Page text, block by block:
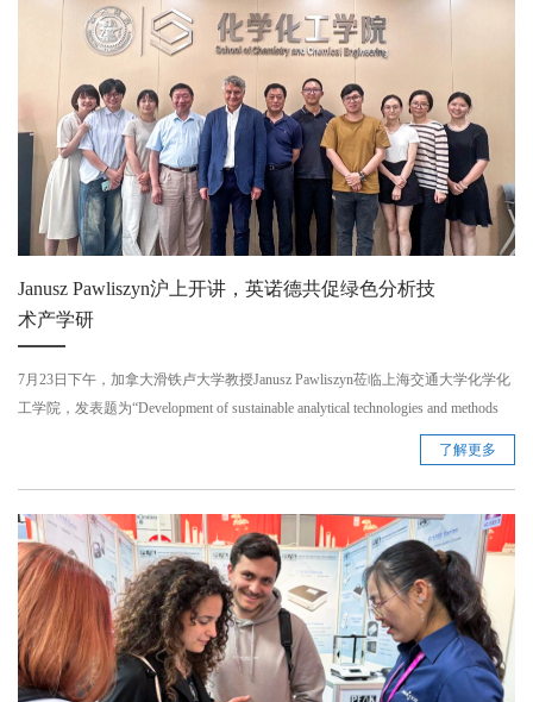
Janusz Pawliszyn沪上开讲，英诺德共促绿色分析技
术产学研
7月23日下午，加拿大滑铁卢大学教授Janusz Pawliszyn莅临上海交通大学化学化
工学院，发表题为“Development of sustainable analytical technologies and methods
based on chemical biopsy SPME probes”的学术报告。此次报告不仅展示了可持续
分析技术的前沿进展，更进一步夯实了Janusz Pawliszyn教授与英诺德的深度合
作关系。 ...
了解更多